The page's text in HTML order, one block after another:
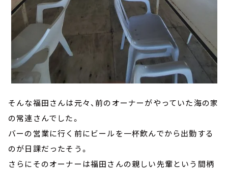
そんな福田さんは元々、前のオーナーがやっていた海の家
の常連さんでした。
バーの営業に行く前にビールを一杯飲んでから出勤する
のが日課だったそう。
さらにそのオーナーは福田さんの親しい先輩という間柄